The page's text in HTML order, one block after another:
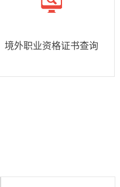
境外职业资格证书查询